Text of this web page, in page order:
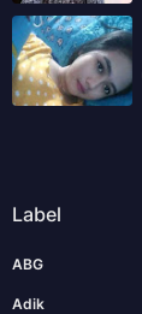
Label
ABG
Adik